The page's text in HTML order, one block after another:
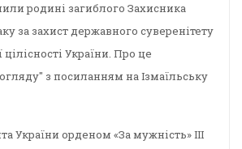
родині загиблого Захисника
за захист державного суверенітету
цілісності України. Про це
з посиланням на Ізмаїльську
України орденом «За мужність» ІІІ